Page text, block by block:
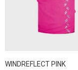
WINDREFLECT PINK